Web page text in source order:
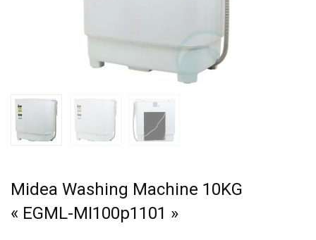
Midea Washing Machine 10KG
« EGML-MI100p1101 »